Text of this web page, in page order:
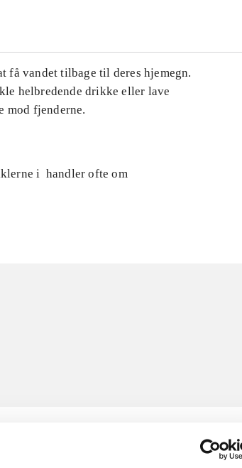
vandet tilbage til deres hjemegn.
helbredende drikke eller lave
mod fjenderne.
i handler ofte om